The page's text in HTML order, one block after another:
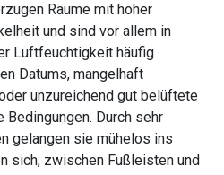
Räume mit hoher
und sind vor allem in
Luftfeuchtigkeit häufig
Datums, mangelhaft
unzureichend gut belüftete
Durch sehr
gelangen sie mühelos ins
sich, zwischen Fußleisten und